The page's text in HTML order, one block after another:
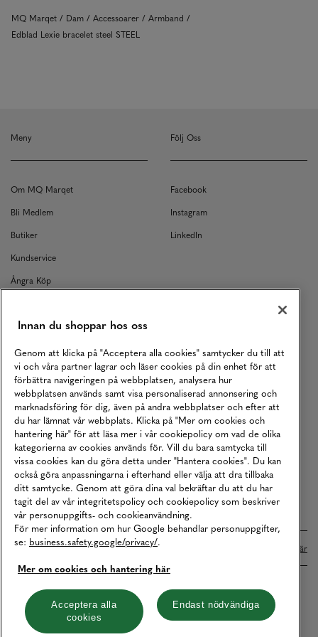
MQ Marqet Dam Accessoarer
Armband
Edblad Lexie bracelet steel STEEL
Meny
Om MQ Marqet
Bli Medlem
Butiker
Kundservice
Ångra Köp
Returer
Köpvillkor
Karriär
Vårt Ansvar
Våra Tjänster
Press
Studentrabatt
B2B
Tillgänglighetsredogörelse
Följ Oss
Facebook
Instagram
LinkedIn
Betalningar online sköts i samarbete med Klarna. Läs mer här
Cookies Integritetspolicy
Hantera cookies
Innan du shoppar hos oss
Genom att klicka på "Acceptera alla cookies" samtycker du till att
vi och våra partner lagrar och läser cookies på din enhet för att
förbättra navigeringen på webbplatsen, analysera hur
webbplatsen används samt visa personaliserad annonsering och
marknadsföring för dig, även på andra webbplatser och efter att
du har lämnat vår webbplats. Klicka på "Mer om cookies och
hantering här" för att läsa mer i vår cookiepolicy om vad de olika
kategorierna av cookies används för. Vill du bara samtycka till
vissa cookies kan du göra detta under "Hantera cookies". Du kan
också göra anpassningarna i efterhand eller välja att dra tillbaka
ditt samtycke. Genom att göra dina val bekräftar du att du har
tagit del av vår integritetspolicy och cookiepolicy som beskriver
vår personuppgifts- och cookieanvändning.
För mer information om hur Google behandlar personuppgifter,
se: business.safety.google/privacy/.
Mer om cookies och hantering här
Acceptera alla
cookies
Endast nödvändiga